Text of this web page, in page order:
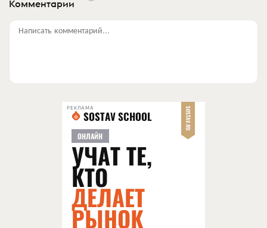
Комментарии
Написать комментарий...
РЕКЛАМА